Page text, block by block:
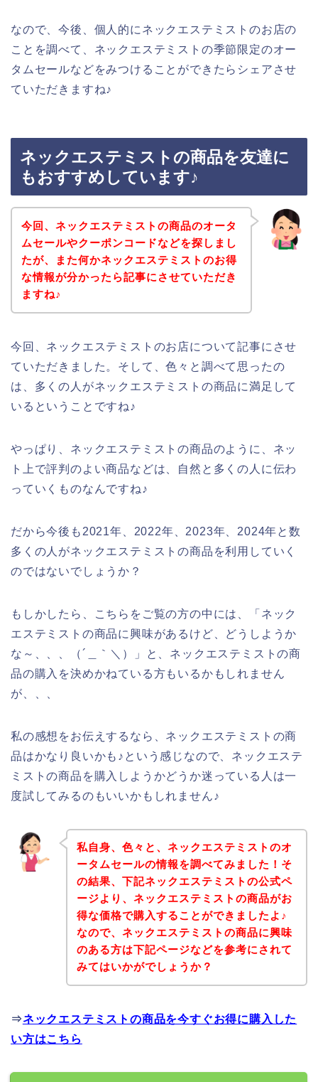
なので、今後、個人的にネックエステミストのお店の
ことを調べて、ネックエステミストの季節限定のオー
タムセールなどをみつけることができたらシェアさせ
ていただきますね♪
ネックエステミストの商品を友達に
もおすすめしています♪
今回、ネックエステミストの商品のオータ
ムセールやクーポンコードなどを探しまし
たが、また何かネックエステミストのお得
な情報が分かったら記事にさせていただき
ますね♪
今回、ネックエステミストのお店について記事にさせ
ていただきました。そして、色々と調べて思ったの
は、多くの人がネックエステミストの商品に満足して
いるということですね♪
やっぱり、ネックエステミストの商品のように、ネッ
ト上で評判のよい商品などは、自然と多くの人に伝わ
っていくものなんですね♪
だから今後も2021年、2022年、2023年、2024年と数
多くの人がネックエステミストの商品を利用していく
のではないでしょうか？
もしかしたら、こちらをご覧の方の中には、「ネック
エステミストの商品に興味があるけど、どうしようか
な～、、、（´＿｀＼）」と、ネックエステミストの商
品の購入を決めかねている方もいるかもしれません
が、、、
私の感想をお伝えするなら、ネックエステミストの商
品はかなり良いかも♪という感じなので、ネックエステ
ミストの商品を購入しようかどうか迷っている人は一
度試してみるのもいいかもしれません♪
私自身、色々と、ネックエステミストのオ
ータムセールの情報を調べてみました！そ
の結果、下記ネックエステミストの公式ペ
ージより、ネックエステミストの商品がお
得な価格で購入することができましたよ♪
なので、ネックエステミストの商品に興味
のある方は下記ページなどを参考にされて
みてはいかがでしょうか？
⇒ネックエステミストの商品を今すぐお得に購入した
い方はこちら